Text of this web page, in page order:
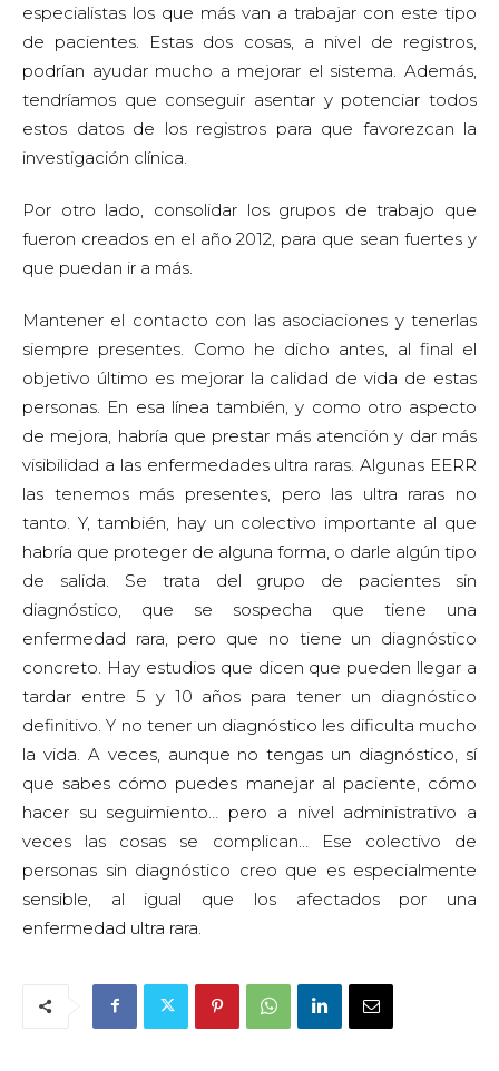
especialistas los que más van a trabajar con este tipo
de pacientes. Estas dos cosas, a nivel de registros,
podrían ayudar mucho a mejorar el sistema. Además,
tendríamos que conseguir asentar y potenciar todos
estos datos de los registros para que favorezcan la
investigación clínica.
Por otro lado, consolidar los grupos de trabajo que
fueron creados en el año 2012, para que sean fuertes y
que puedan ir a más.
Mantener el contacto con las asociaciones y tenerlas
siempre presentes. Como he dicho antes, al final el
objetivo último es mejorar la calidad de vida de estas
personas. En esa línea también, y como otro aspecto
de mejora, habría que prestar más atención y dar más
visibilidad a las enfermedades ultra raras. Algunas EERR
las tenemos más presentes, pero las ultra raras no
tanto. Y, también, hay un colectivo importante al que
habría que proteger de alguna forma, o darle algún tipo
de salida. Se trata del grupo de pacientes sin
diagnóstico, que se sospecha que tiene una
enfermedad rara, pero que no tiene un diagnóstico
concreto. Hay estudios que dicen que pueden llegar a
tardar entre 5 y 10 años para tener un diagnóstico
definitivo. Y no tener un diagnóstico les dificulta mucho
la vida. A veces, aunque no tengas un diagnóstico, sí
que sabes cómo puedes manejar al paciente, cómo
hacer su seguimiento… pero a nivel administrativo a
veces las cosas se complican… Ese colectivo de
personas sin diagnóstico creo que es especialmente
sensible, al igual que los afectados por una
enfermedad ultra rara.